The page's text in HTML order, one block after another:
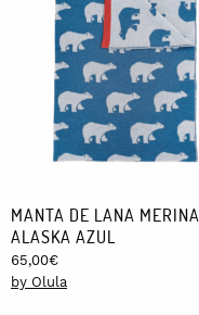
MANTA DE LANA MERINA
ALASKA AZUL
65,00€
by Olula